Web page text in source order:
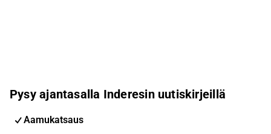
Pysy ajantasalla Inderesin uutiskirjeillä
Aamukatsaus